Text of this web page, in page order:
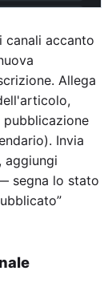
canali accanto
Allega
Invia
aggiungi
segna lo stato